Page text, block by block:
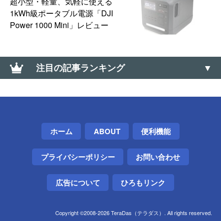
1kWh級ポータブル電源「DJI
Power 1000 Mini」レビュー
注目の記事ランキング
Telegramアカウントを削除する方法
USB Type C&rarr;Bへの変換アダプタ製品がほとん
ホーム ABOUT 便利機能
プライバシーポリシー お問い合わせ
広告について ひろもリンク
Copyright ©2008-2026 TeraDas（テラダス）. All rights reserved.